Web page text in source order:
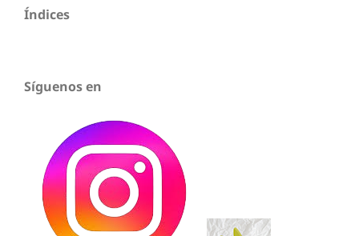
Índices
Síguenos en